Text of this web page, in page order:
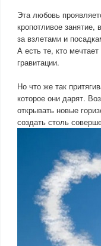
Эта любовь
кропотливое
за взлетами и
А есть те, кто
гравитации.
Но что же так
которое они дарят.
открывать новые
создать столь